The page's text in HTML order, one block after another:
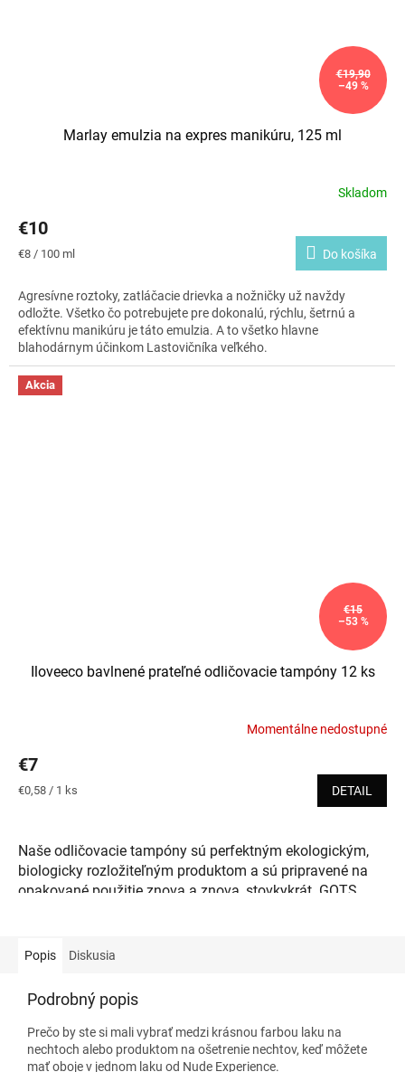
€19,90
–49 %
Marlay emulzia na expres manikúru, 125 ml
Skladom
€10
Jednotková
€8 / 100 ml Do košíka
Agresívne roztoky, zatláčacie drievka a nožničky už navždy
odložte. Všetko čo potrebujete pre dokonalú, rýchlu, šetrnú a
efektívnu manikúru je táto emulzia. A to všetko hlavne
blahodárnym účinkom Lastovičníka veľkého.
Akcia
€15
–53 %
Iloveeco bavlnené prateľné odličovacie tampóny 12 ks
produktu
4,5
hviezdičiek.
Momentálne nedostupné
€7
Jednotková
€0,58 / 1 ks DETAIL
Naše odličovacie tampóny sú perfektným ekologickým,
biologicky rozložiteľným produktom a sú pripravené na
opakované použitie znova a znova, stovkykrát. GOTS
veľké na to, aby si poradili s makeupom aj bežnou špinou
opačnej strany majú
odličovaní ruku. Súprava bola špeciálne navrhnutá pre
dvojfázové čistenie. 100% bavlnené, trojvrstvovéčierne
tampóny sú vynikajúce na čistenie náročnejšieho
Popis Diskusia
Podrobný popis
Prečo by ste si mali vybrať medzi krásnou farbou laku na
nechtoch alebo produktom na ošetrenie nechtov, keď môžete
mať oboje v jednom laku od Nude Experience.